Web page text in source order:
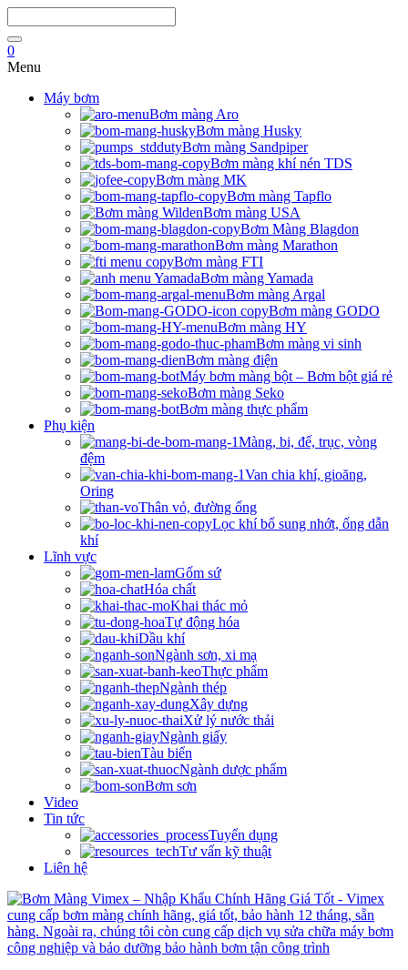
0
Menu
Máy bơm
Bơm màng Aro
Bơm màng Husky
Bơm màng Sandpiper
Bơm màng khí nén TDS
Bơm màng MK
Bơm màng Tapflo
Bơm màng USA
Bơm Màng Blagdon
Bơm màng Marathon
Bơm màng FTI
Bơm màng Yamada
Bơm màng Argal
Bơm màng GODO
Bơm màng HY
Bơm màng vi sinh
Bơm màng điện
Máy bơm màng bột – Bơm bột giá rẻ
Bơm màng Seko
Bơm màng thực phẩm
Phụ kiện
Màng, bi, đế, trục, vòng
đệm
Van chia khí, gioăng,
Oring
Thân vỏ, đường ống
Lọc khí bổ sung nhớt, ống dẫn
khí
Lĩnh vực
Gốm sứ
Hóa chất
Khai thác mỏ
Tự động hóa
Dầu khí
Ngành sơn, xi mạ
Thực phẩm
Ngành thép
Xây dựng
Xử lý nước thải
Ngành giấy
Tàu biển
Ngành dược phẩm
Bơm sơn
Video
Tin tức
Tuyển dụng
Tư vấn kỹ thuật
Liên hệ